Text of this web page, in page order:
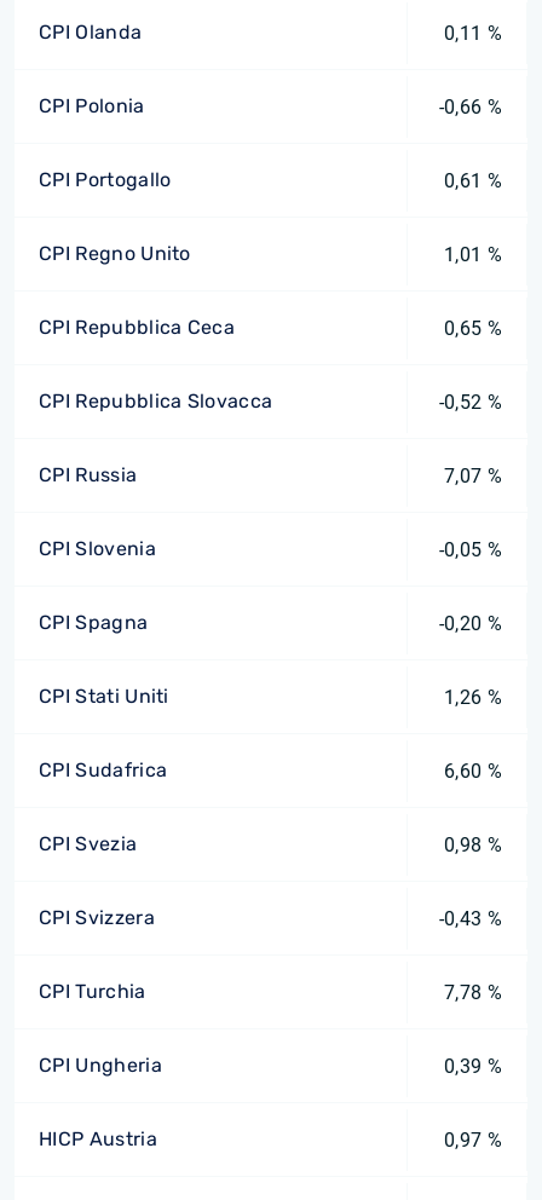
CPI Olanda 0,11 %
CPI Polonia -0,66 %
CPI Portogallo 0,61 %
CPI Regno Unito 1,01 %
CPI Repubblica Ceca 0,65 %
CPI Repubblica Slovacca -0,52 %
CPI Russia 7,07 %
CPI Slovenia -0,05 %
CPI Spagna -0,20 %
CPI Stati Uniti 1,26 %
CPI Sudafrica 6,60 %
CPI Svezia 0,98 %
CPI Svizzera -0,43 %
CPI Turchia 7,78 %
CPI Ungheria 0,39 %
HICP Austria 0,97 %